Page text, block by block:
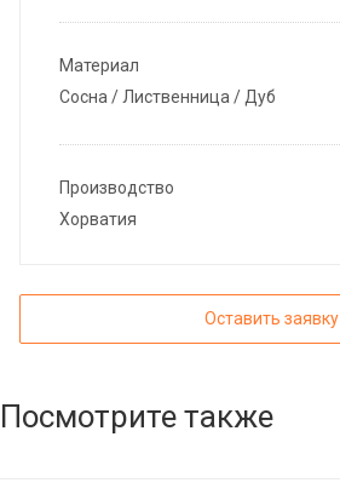
Материал
Сосна / Лиственница / Дуб
Производство
Хорватия
Оставить заявку
Посмотрите также